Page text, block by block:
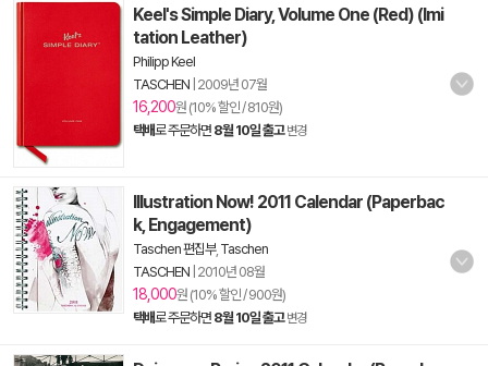
Keel's Simple Diary, Volume One (Red) (Imi
tation Leather)
Philipp Keel
TASCHEN 2009년 07월
16,200원 (10% 할인 / 810원)
택배로 주문하면 8월 10일 출고 변경
Illustration Now! 2011 Calendar (Paperbac
k, Engagement)
Taschen 편집부, Taschen
TASCHEN 2010년 08월
18,000원 (10% 할인 / 900원)
택배로 주문하면 8월 10일 출고 변경